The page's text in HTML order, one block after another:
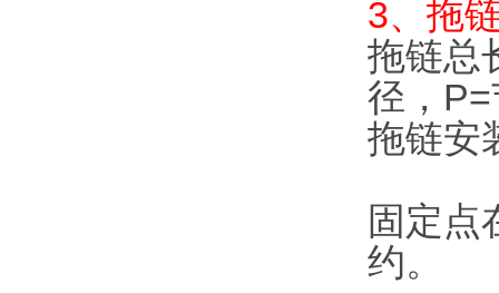
3、拖
拖链总
径，
拖链安
固定点
约。